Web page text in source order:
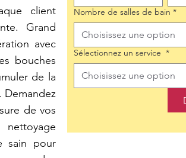
client
Grand
avec
bouches
de la
Demandez
de vos
sain pour
Nombre de salles de bain *
Choisissez une option
Sélectionnez un service *
Choisissez une option